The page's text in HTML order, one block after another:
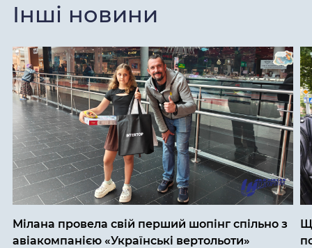
Інші новини
Мілана провела свій перший шопінг спільно з
авіакомпанією «Українські вертольоти»